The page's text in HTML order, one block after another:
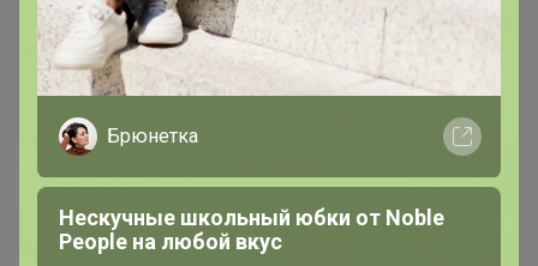
Скидка
292,81р
Floresan водостойкий SPF
50, 160 мл
202,1р
косметический, 5 мл
Брюнетка
Нескучные школьный юбки от Nоblе
Реoplе на любой вкус